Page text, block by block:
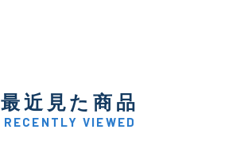
最近見た商品
RECENTLY VIEWED